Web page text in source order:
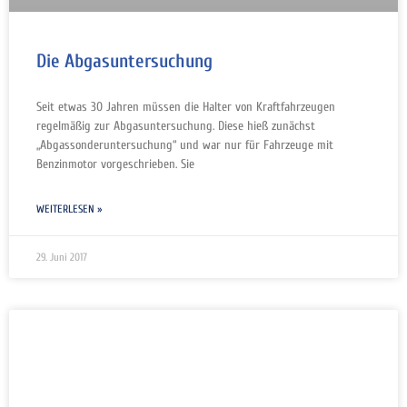
Die Abgasuntersuchung
Seit etwas 30 Jahren müssen die Halter von Kraftfahrzeugen
regelmäßig zur Abgasuntersuchung. Diese hieß zunächst
„Abgassonderuntersuchung“ und war nur für Fahrzeuge mit
Benzinmotor vorgeschrieben. Sie
WEITERLESEN »
29. Juni 2017